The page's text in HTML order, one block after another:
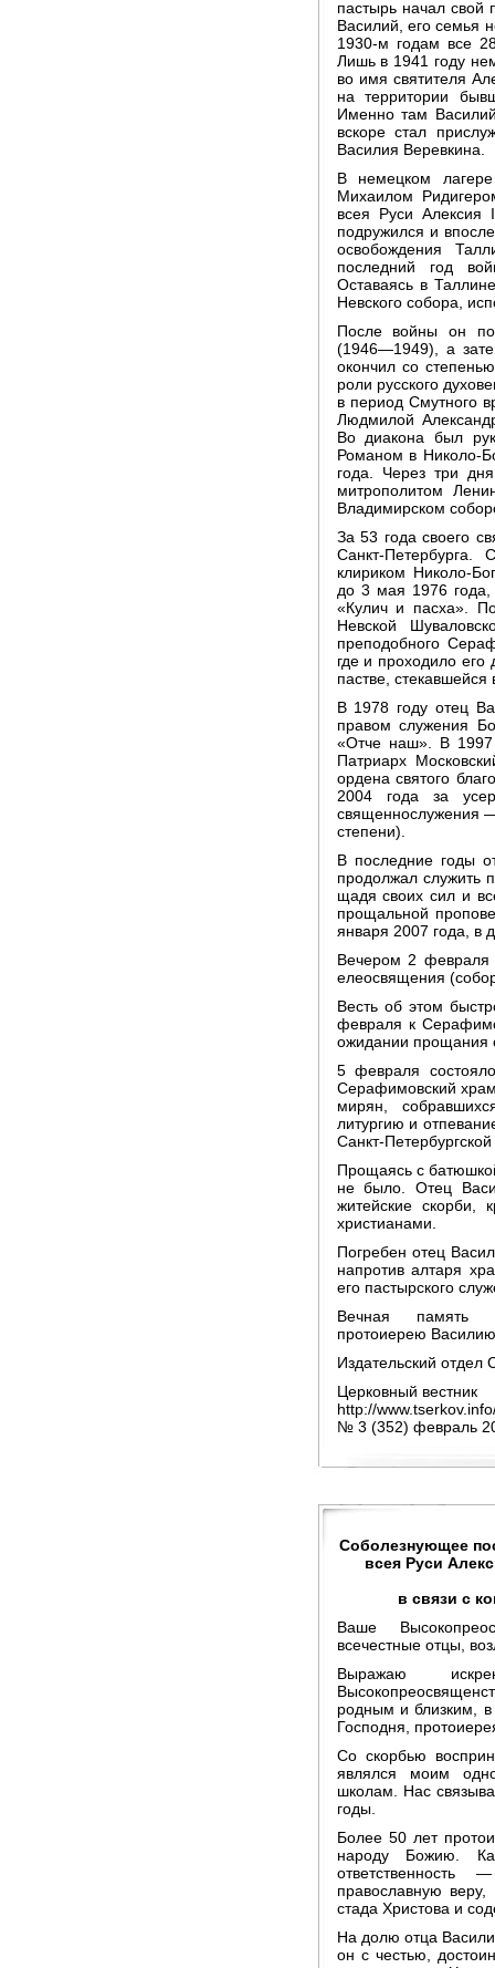
пастырь начал свой
Василий, его семья
1930-м годам все
Лишь в 1941 году
во имя святителя
на территории
Именно там
вскоре стал
Василия Веревкина.
В немецком
Михаилом
всея Руси
подружился и
освобождения
последний год
Оставаясь в
Невского собора,
После войны он
(1946—1949), а
окончил со
роли русского
в период Смутного
Людмилой
Во диакона был
Романом в Николо-
года. Через три
митрополитом
Владимирском
За 53 года своего
Санкт-
клириком Николо-
до 3 мая 1976 года,
«Кулич и пасха».
Невской
преподобного
где и проходило
пастве,
В 1978 году отец
правом служения
«Отче наш». В 1997
Патриарх
ордена святого
2004 года за
священнослужения
степени).
В последние годы
продолжал служить
щадя своих сил и
прощальной
января 2007 года, в
Вечером 2 февраля
елеосвящения
Весть об этом
февраля к
ожидании прощания
5 февраля
Серафимовский
мирян,
литургию и
Санкт-
Прощаясь с
не было. Отец
житейские скорби,
христианами.
Погребен отец
напротив алтаря
его пастырского
Вечная память
протоиерею
Издательский отдел
Церковный вестник
http://
№ 3 (352) февраль
Соболезнующее
всея Руси
в связи с
Ваше
всечестные отцы,
Выражаю
родным и близким, в
Господня,
Со скорбью
являлся моим
школам. Нас
годы.
Более 50 лет
народу Божию.
православную веру,
стада Христова и
На долю отца
он с честью,